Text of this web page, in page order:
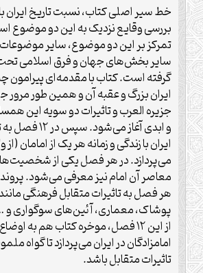
خط سیر اصلی کتاب، نسبت تاریخ ایران
بررسی وقایع نزدیک به این دو موضوع
تمرکز بر این دو موضوع، سایر
سایر بخش‌های جهان و فرق اسلامی
گرفته است. کتاب با مقدمه‌ای پیرامون
ایران بزرگ و عقبه آن و همین طور مرور
جزیره العرب و تاثیرات دو سویه این
و ابدی آغاز
ایران با زندگی و زمانه هر یک از امامان
می‌پردازد. در هر فصل یکی از
معاصر آن امام نیز معرفی می‌شود.
هر فصل به تاثیرات متقابل فرهنگی
پوشاک، معماری، آئین‌های سوگواری و
از این ۱۲ فصل، موخره کتاب هم به
امامزادگان در ایران می‌پردازد تا گواه
تاثیرات متقابل باشد.